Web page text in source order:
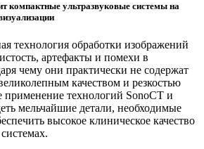
компактные ультразвуковые системы на
технология обработки изображений
артефакты и помехи в
чему они практически не содержат
качеством и резкостью
применение технологий SonoCT и
мельчайшие детали, необходимые
высокое клиническое качество